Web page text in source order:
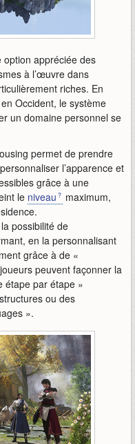
option appréciée des
à l’œuvre dans
riches. En
Occident, le système
un domaine personnel se
permet de prendre
l’apparence et
grâce à une
le niveau
maximum,
possibilité de
en la personnalisant
grâce à de «
peuvent façonner la
étape par étape »
ou des
».